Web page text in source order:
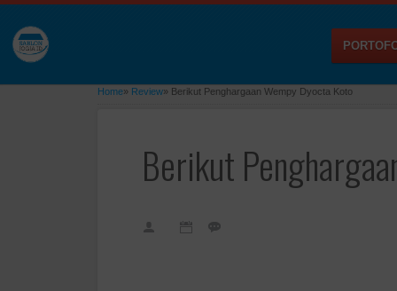
Home» Review» Berikut Penghargaan Wempy Dyocta Koto
Berikut